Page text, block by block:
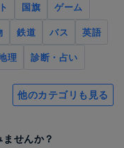
国旗
ゲーム
鉄道 バス
英語
理 診断・占い
他のカテゴリも見る
せんか？